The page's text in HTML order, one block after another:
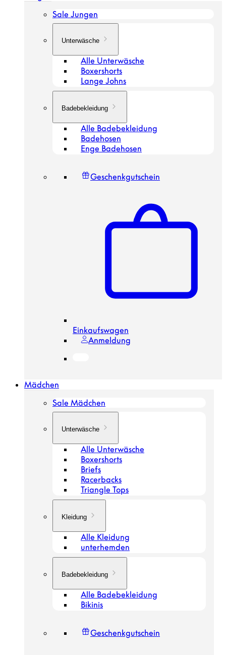
Sale Jungen
Unterwäsche
Alle Unterwäsche
Boxershorts
Lange Johns
Badebekleidung
Alle Badebekleidung
Badehosen
Enge Badehosen
Geschenkgutschein
Einkaufswagen
Anmeldung
Mädchen
Sale Mädchen
Unterwäsche
Alle Unterwäsche
Boxershorts
Briefs
Racerbacks
Triangle Tops
Kleidung
Alle Kleidung
unterhemden
Badebekleidung
Alle Badebekleidung
Bikinis
Geschenkgutschein